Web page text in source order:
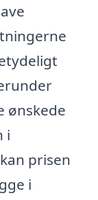
ønskede
i
prisen
i